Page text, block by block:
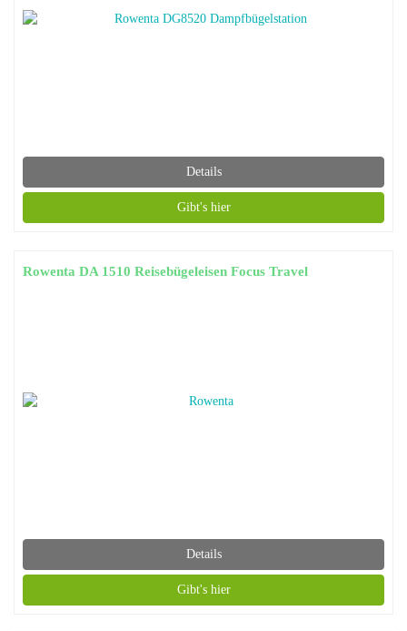
Details
Gibt's hier
Rowenta DA 1510 Reisebügeleisen Focus Travel
Details
Gibt's hier